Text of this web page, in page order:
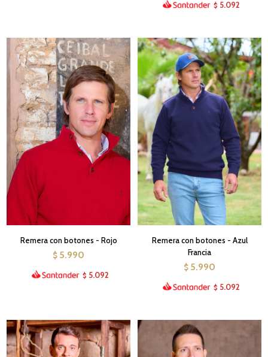
$ 5.092
Remera con botones - Rojo
$ 5.990
$ 5.092
Remera con botones - Azul
Francia
$ 5.990
$ 5.092